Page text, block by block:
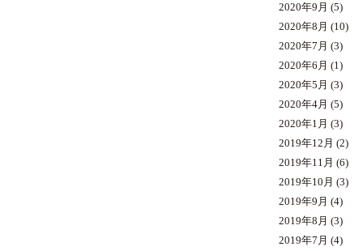
2020年9月 (5)
2020年8月 (10)
2020年7月 (3)
2020年6月 (1)
2020年5月 (3)
2020年4月 (5)
2020年1月 (3)
2019年12月 (2)
2019年11月 (6)
2019年10月 (3)
2019年9月 (4)
2019年8月 (3)
2019年7月 (4)